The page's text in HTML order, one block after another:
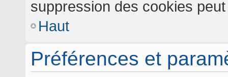
suppression des cookies
Haut
Préférences et